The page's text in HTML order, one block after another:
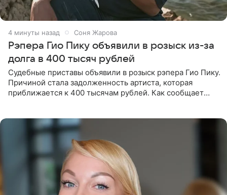
4 минуты назад Соня Жарова
Рэпера Гио Пику объявили в розыск из-за
долга в 400 тысяч рублей
Судебные приставы объявили в розыск рэпера Гио Пику.
Причиной стала задолженность артиста, которая
приближается к 400 тысячам рублей. Как сообщает